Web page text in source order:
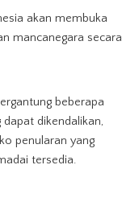
akan membuka
mancanegara secara
beberapa
dikendalikan,
penularan yang
tersedia.